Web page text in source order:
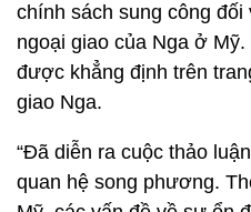
chính sách sung công
ngoại giao của Nga ở
được khẳng định trên
giao Nga.
“Đã diễn ra cuộc thảo
quan hệ song phương.